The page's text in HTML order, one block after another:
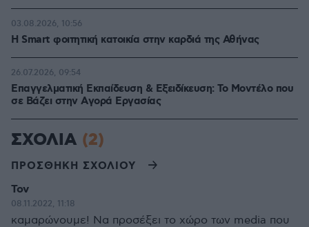
Η Smart φοιτητική κατοικία στην καρδιά της Αθήνας
03.08.2026, 10:56
Επαγγελματική Εκπαίδευση & Εξειδίκευση: Το Mοντέλο που
σε Bάζει στην Aγορά Eργασίας
26.07.2026, 09:54
ΣΧΟΛΙΑ (2)
ΠΡΟΣΘΗΚΗ ΣΧΟΛΙΟΥ
Τον
08.11.2022, 11:18
καμαρώνουμε! Να προσέξει το χώρο των media που